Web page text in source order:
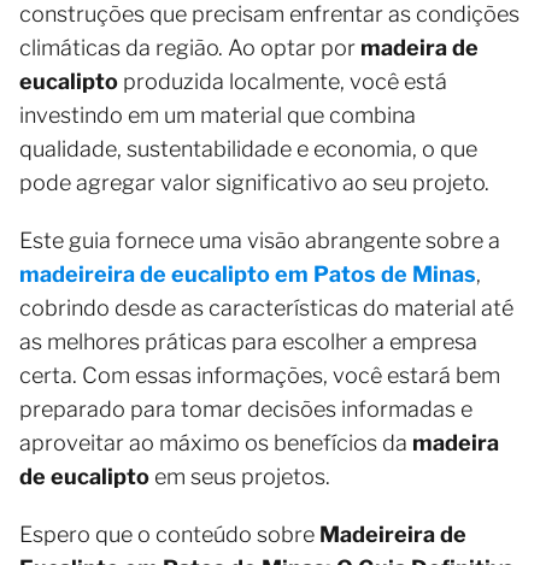
construções que precisam enfrentar as condições
climáticas da região. Ao optar por madeira de
eucalipto produzida localmente, você está
investindo em um material que combina
qualidade, sustentabilidade e economia, o que
pode agregar valor significativo ao seu projeto.
Este guia fornece uma visão abrangente sobre a
madeireira de eucalipto em Patos de Minas,
cobrindo desde as características do material até
as melhores práticas para escolher a empresa
certa. Com essas informações, você estará bem
preparado para tomar decisões informadas e
aproveitar ao máximo os benefícios da madeira
de eucalipto em seus projetos.
Espero que o conteúdo sobre Madeireira de